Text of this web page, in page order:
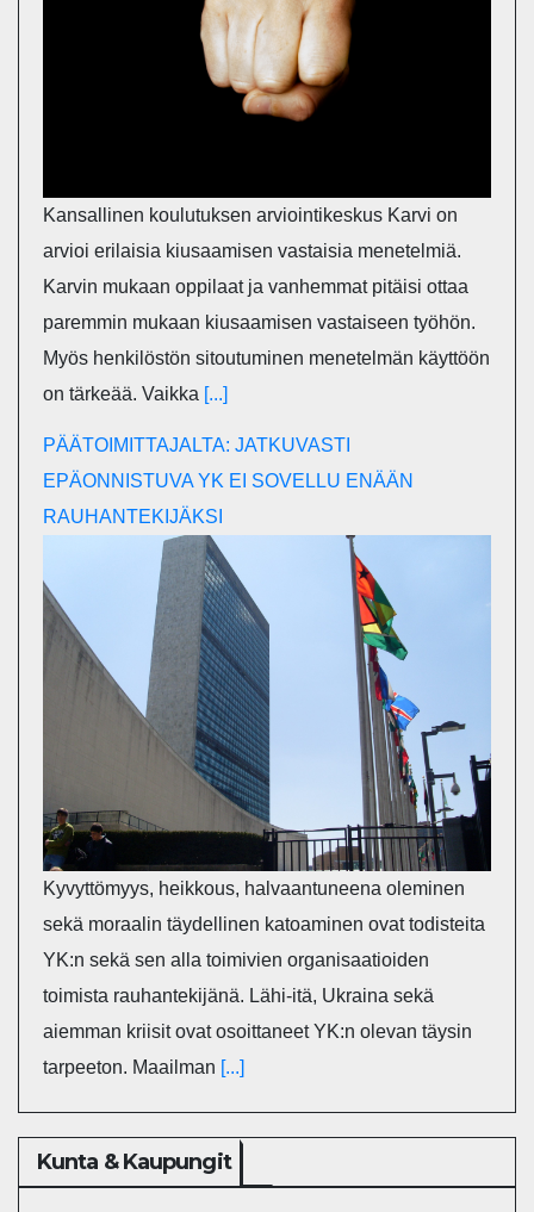
Kansallinen koulutuksen arviointikeskus Karvi on
arvioi erilaisia kiusaamisen vastaisia menetelmiä.
Karvin mukaan oppilaat ja vanhemmat pitäisi ottaa
paremmin mukaan kiusaamisen vastaiseen työhön.
Myös henkilöstön sitoutuminen menetelmän käyttöön
on tärkeää. Vaikka [...]
PÄÄTOIMITTAJALTA: JATKUVASTI
EPÄONNISTUVA YK EI SOVELLU ENÄÄN
RAUHANTEKIJÄKSI
Kyvyttömyys, heikkous, halvaantuneena oleminen
sekä moraalin täydellinen katoaminen ovat todisteita
YK:n sekä sen alla toimivien organisaatioiden
toimista rauhantekijänä. Lähi-itä, Ukraina sekä
aiemman kriisit ovat osoittaneet YK:n olevan täysin
tarpeeton. Maailman [...]
Kunta & Kaupungit